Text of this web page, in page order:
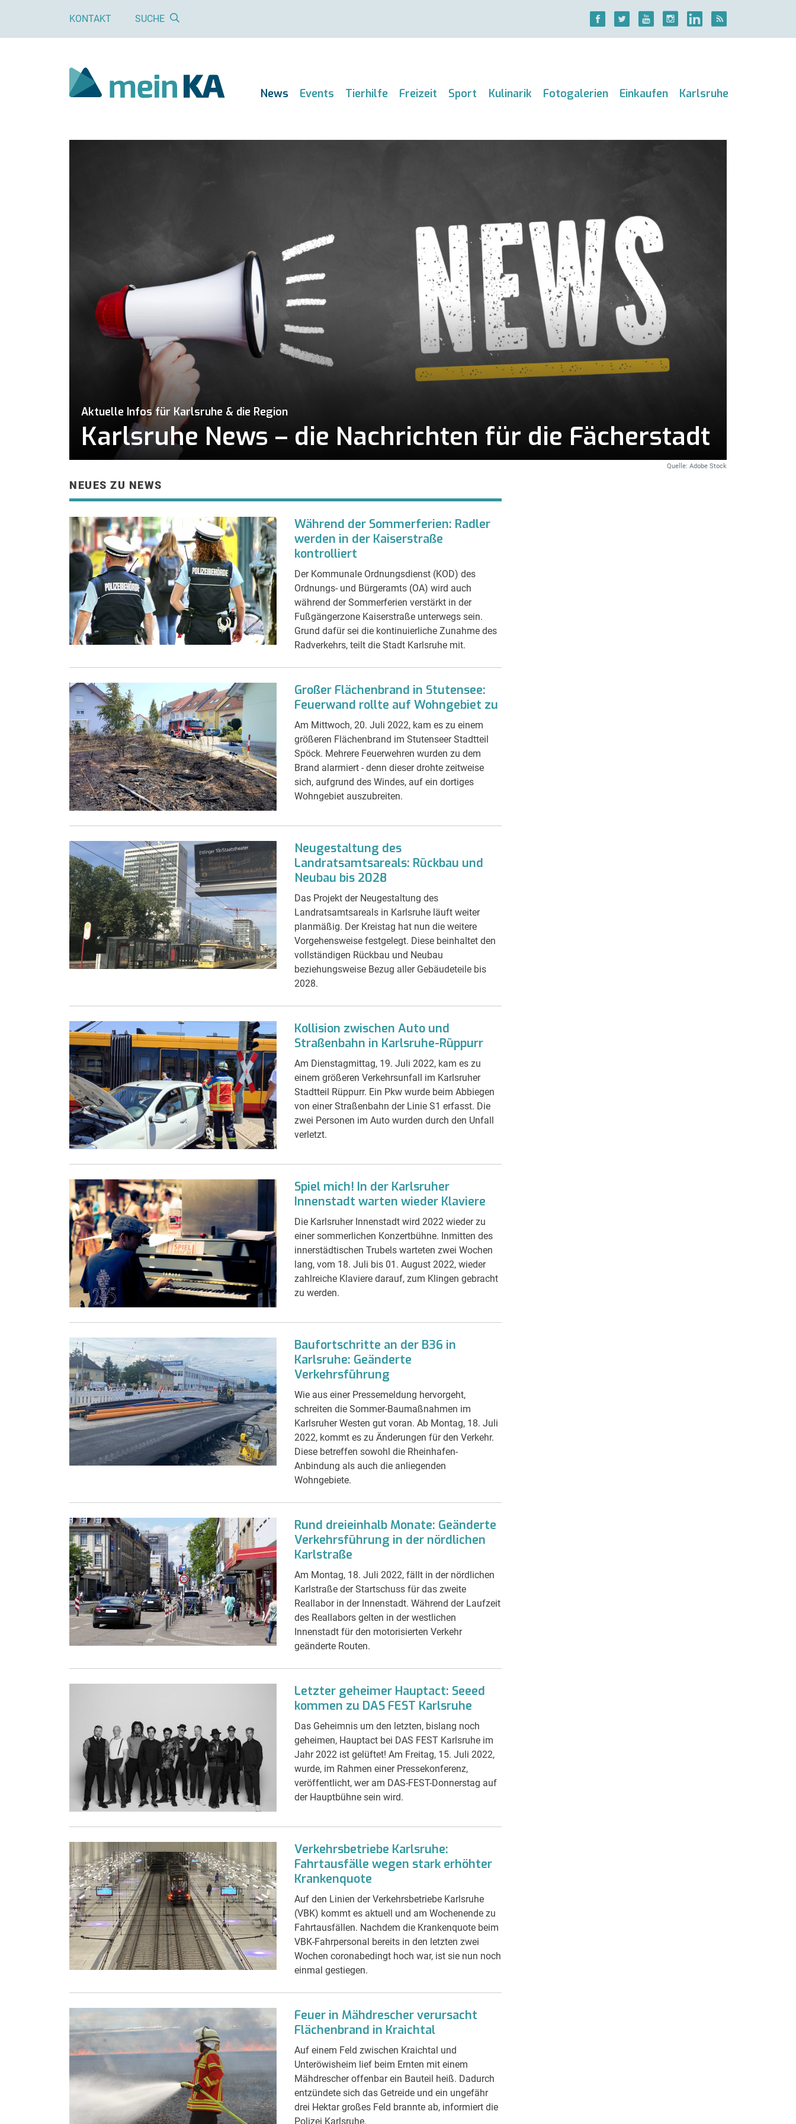
KONTAKT SUCHE
News Events Tierhilfe Freizeit Sport Kulinarik Fotogalerien Einkaufen Karlsruhe
Aktuelle Infos für Karlsruhe & die Region
Karlsruhe News – die Nachrichten für die Fächerstadt
Quelle: Adobe Stock
NEUES ZU NEWS
Während der Sommerferien: Radler
werden in der Kaiserstraße
kontrolliert
Der Kommunale Ordnungsdienst (KOD) des
Ordnungs- und Bürgeramts (OA) wird auch
während der Sommerferien verstärkt in der
Fußgängerzone Kaiserstraße unterwegs sein.
Grund dafür sei die kontinuierliche Zunahme des
Radverkehrs, teilt die Stadt Karlsruhe mit.
Großer Flächenbrand in Stutensee:
Feuerwand rollte auf Wohngebiet zu
Am Mittwoch, 20. Juli 2022, kam es zu einem
größeren Flächenbrand im Stutenseer Stadtteil
Spöck. Mehrere Feuerwehren wurden zu dem
Brand alarmiert - denn dieser drohte zeitweise
sich, aufgrund des Windes, auf ein dortiges
Wohngebiet auszubreiten.
Neugestaltung des
Landratsamtsareals: Rückbau und
Neubau bis 2028
Das Projekt der Neugestaltung des
Landratsamtsareals in Karlsruhe läuft weiter
planmäßig. Der Kreistag hat nun die weitere
Vorgehensweise festgelegt. Diese beinhaltet den
vollständigen Rückbau und Neubau
beziehungsweise Bezug aller Gebäudeteile bis
2028.
Kollision zwischen Auto und
Straßenbahn in Karlsruhe-Rüppurr
Am Dienstagmittag, 19. Juli 2022, kam es zu
einem größeren Verkehrsunfall im Karlsruher
Stadtteil Rüppurr. Ein Pkw wurde beim Abbiegen
von einer Straßenbahn der Linie S1 erfasst. Die
zwei Personen im Auto wurden durch den Unfall
verletzt.
Spiel mich! In der Karlsruher
Innenstadt warten wieder Klaviere
Die Karlsruher Innenstadt wird 2022 wieder zu
einer sommerlichen Konzertbühne. Inmitten des
innerstädtischen Trubels warteten zwei Wochen
lang, vom 18. Juli bis 01. August 2022, wieder
zahlreiche Klaviere darauf, zum Klingen gebracht
zu werden.
Baufortschritte an der B36 in
Karlsruhe: Geänderte
Verkehrsführung
Wie aus einer Pressemeldung hervorgeht,
schreiten die Sommer-Baumaßnahmen im
Karlsruher Westen gut voran. Ab Montag, 18. Juli
2022, kommt es zu Änderungen für den Verkehr.
Diese betreffen sowohl die Rheinhafen-
Anbindung als auch die anliegenden
Wohngebiete.
Rund dreieinhalb Monate: Geänderte
Verkehrsführung in der nördlichen
Karlstraße
Am Montag, 18. Juli 2022, fällt in der nördlichen
Karlstraße der Startschuss für das zweite
Reallabor in der Innenstadt. Während der Laufzeit
des Reallabors gelten in der westlichen
Innenstadt für den motorisierten Verkehr
geänderte Routen.
Letzter geheimer Hauptact: Seeed
kommen zu DAS FEST Karlsruhe
Das Geheimnis um den letzten, bislang noch
geheimen, Hauptact bei DAS FEST Karlsruhe im
Jahr 2022 ist gelüftet! Am Freitag, 15. Juli 2022,
wurde, im Rahmen einer Pressekonferenz,
veröffentlicht, wer am DAS-FEST-Donnerstag auf
der Hauptbühne sein wird.
Verkehrsbetriebe Karlsruhe:
Fahrtausfälle wegen stark erhöhter
Krankenquote
Auf den Linien der Verkehrsbetriebe Karlsruhe
(VBK) kommt es aktuell und am Wochenende zu
Fahrtausfällen. Nachdem die Krankenquote beim
VBK-Fahrpersonal bereits in den letzten zwei
Wochen coronabedingt hoch war, ist sie nun noch
einmal gestiegen.
Feuer in Mähdrescher verursacht
Flächenbrand in Kraichtal
Auf einem Feld zwischen Kraichtal und
Unteröwisheim lief beim Ernten mit einem
Mähdrescher offenbar ein Bauteil heiß. Dadurch
entzündete sich das Getreide und ein ungefähr
drei Hektar großes Feld brannte ab, informiert die
Polizei Karlsruhe.